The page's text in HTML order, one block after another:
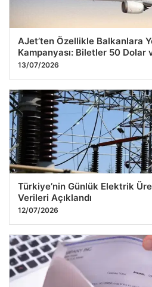
AJet’ten Özellikle Balkanlara
Kampanyası: Biletler 50 Dolar
13/07/2026
Türkiye’nin Günlük Elektrik
Verileri Açıklandı
12/07/2026